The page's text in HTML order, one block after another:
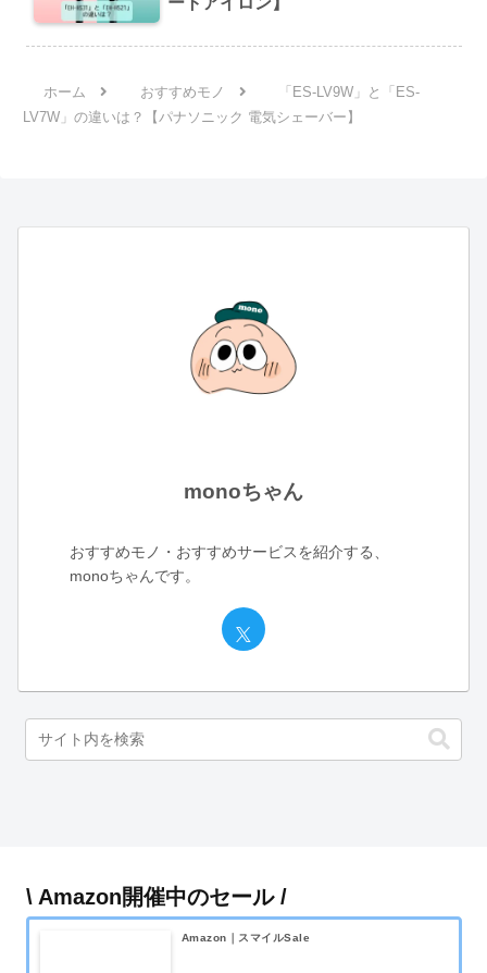
ホーム おすすめモノ
「ES-LV9W」と「ES-
LV7W」の違いは？【パナソニック 電気シェーバー】
monoちゃん
おすすめモノ・おすすめサービスを紹介する、
monoちゃんです。
\ Amazon開催中のセール /
Amazon｜スマイルSale